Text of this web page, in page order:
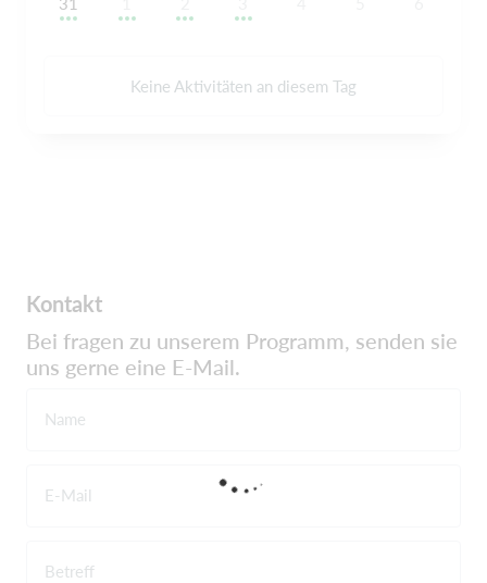
Keine Aktivitäten an diesem Tag
Kontakt
Bei fragen zu unserem Programm, senden sie
uns gerne eine E-Mail.
Name
E-Mail
Betreff